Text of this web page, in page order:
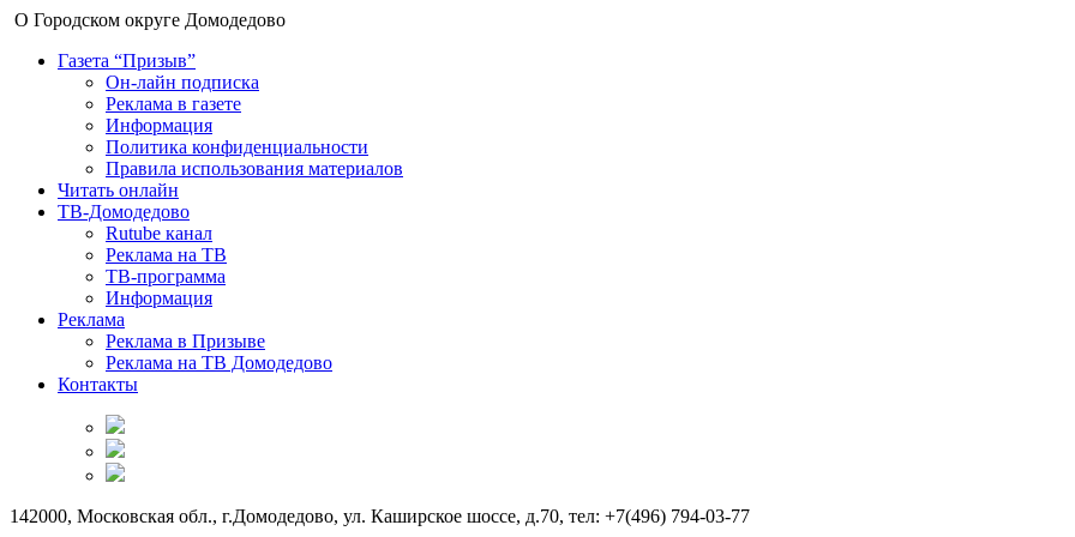
О Городском округе Домодедово
Газета “Призыв”
Он-лайн подписка
Реклама в газете
Информация
Политика конфиденциальности
Правила использования материалов
Читать онлайн
ТВ-Домодедово
Rutube канал
Реклама на ТВ
ТВ-программа
Информация
Реклама
Реклама в Призыве
Реклама на ТВ Домодедово
Контакты
142000, Московская обл., г.Домодедово, ул. Каширское шоссе, д.70, тел: +7(496) 794-03-77